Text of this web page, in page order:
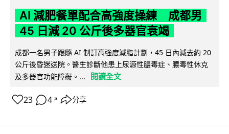
AI 減肥餐單配合高強度操練 成都男
45 日減 20 公斤後多器官衰竭
成都一名男子跟隨 AI 制訂高強度減脂計劃，45 日內減去約 20
公斤後昏迷送院。醫生診斷他患上尿源性膿毒症、膿毒性休克
及多器官功能障礙。...
閱讀全文
23 4 ↗ 分享